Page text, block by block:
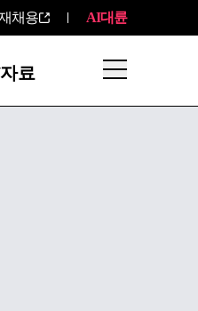
채용 AI대륜
료